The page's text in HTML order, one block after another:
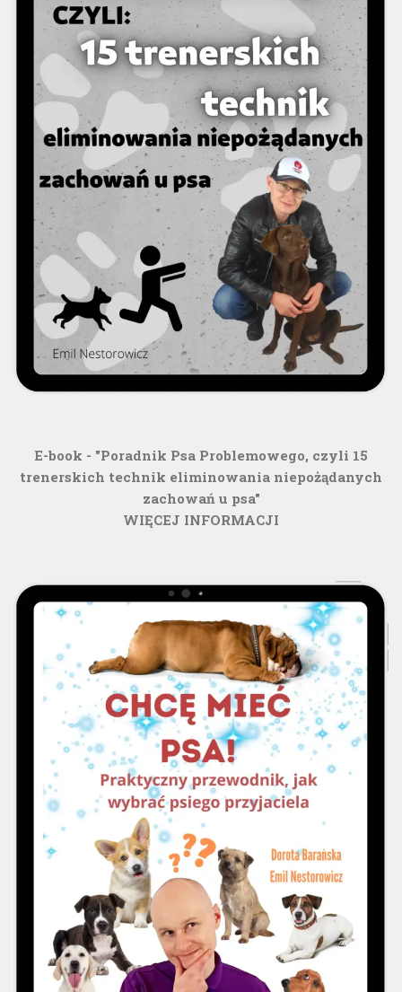
E-book - "Poradnik Psa Problemowego, czyli 15
trenerskich technik eliminowania niepożądanych
zachowań u psa"
WIĘCEJ INFORMACJI